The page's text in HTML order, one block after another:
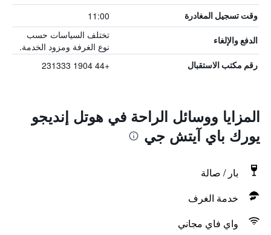
وقت تسجيل المغادرة 11:00
الدفع والإلغاء
تختلف السياسات حسب
نوع الغرفة ومزود الخدمة.
رقم مكتب الاستقبال +44 1904 231333
المزايا ووسائل الراحة في هوتل إنديجو
يورك باي آيتش جي
بار / صالة
خدمة الغرف
واي فاي مجاني